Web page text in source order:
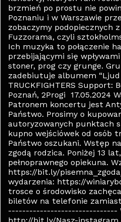
brzmień po prostu nie
Poznaniu i w Warszawie
zobaczymy podopiecznych
Fuzzorama, czyli
Ich muzyka to połączenie
przebijającymi się
stoner, prog czy grunge.
zadebiutuje albumem “Ljud
TRUCKFIGHTERS Support:
Poznań, 2Progi 17.05.2024
Patronem koncertu jest
Państwo. Prosimy o
autoryzowanych punktach
kupno wejściówek od osób
Państwo oszukani. Wstęp
zgodą rodzica. Poniżej 13
pełnoprawnego opiekuna.
https://bit.ly/
wydarzenia: https://
trosce o środowisko
biletów na telefonie
-------------------------------